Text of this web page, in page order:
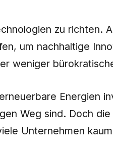
zu richten.
um nachhaltige
weniger
Energien
Weg sind. Doch
Unternehmen